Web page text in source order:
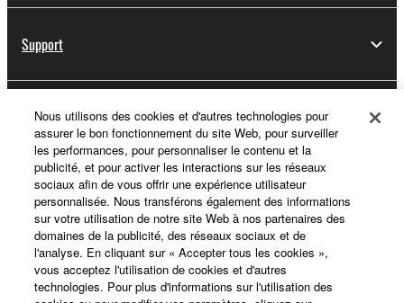
Support
Yamaha Music ID - Enregistrement
A propos de Yamaha
France - French
Professionnel
Nous utilisons des cookies et d'autres technologies pour
assurer le bon fonctionnement du site Web, pour surveiller
les performances, pour personnaliser le contenu et la
publicité, et pour activer les interactions sur les réseaux
sociaux afin de vous offrir une expérience utilisateur
personnalisée. Nous transférons également des informations
sur votre utilisation de notre site Web à nos partenaires des
domaines de la publicité, des réseaux sociaux et de
l'analyse. En cliquant sur « Accepter tous les cookies »,
vous acceptez l'utilisation de cookies et d'autres
technologies. Pour plus d'informations sur l'utilisation des